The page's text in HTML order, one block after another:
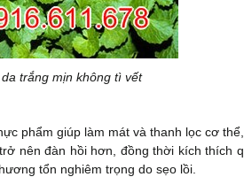
trắng mịn không tì vết
phẩm giúp làm mát và thanh lọc cơ
nên đàn hồi hơn, đồng thời kích thích
tổn nghiêm trọng do sẹo lồi.